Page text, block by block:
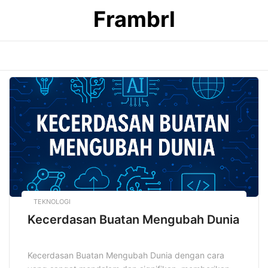
Frambrl
TEKNOLOGI
Kecerdasan Buatan Mengubah Dunia
Kecerdasan Buatan Mengubah Dunia dengan cara